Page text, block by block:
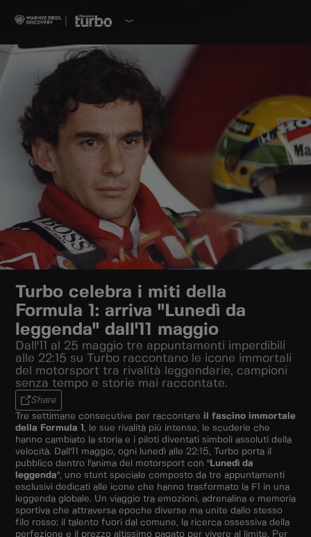
Turbo celebra i miti della
Formula 1: arriva "Lunedì da
leggenda" dall'11 maggio
Dall'11 al 25 maggio tre appuntamenti imperdibili
alle 22:15 su Turbo raccontano le icone immortali
del motorsport tra rivalità leggendarie, campioni
senza tempo e storie mai raccontate.
Share
Tre settimane consecutive per raccontare il fascino immortale
della Formula 1 , le sue rivalità più intense, le scuderie che
hanno cambiato la storia e i piloti diventati simboli assoluti della
velocità. Dall'11 maggio, ogni lunedì alle 22:15, Turbo porta il
pubblico dentro l'anima del motorsport con " Lunedì da
leggenda", uno stunt speciale composto da tre appuntamenti
esclusivi dedicati alle icone che hanno trasformato la F1 in una
leggenda globale. Un viaggio tra emozioni, adrenalina e memoria
sportiva che attraversa epoche diverse ma unite dallo stesso
filo rosso: il talento fuori dal comune, la ricerca ossessiva della
perfezione e il prezzo altissimo pagato per vivere al limite. Per